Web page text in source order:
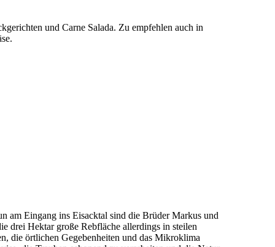
und Carne Salada. Zu empfehlen auch in
am Eingang ins Eisacktal sind die Brüder Markus und
drei Hektar große Rebfläche allerdings in steilen
die örtlichen Gegebenheiten und das Mikroklima